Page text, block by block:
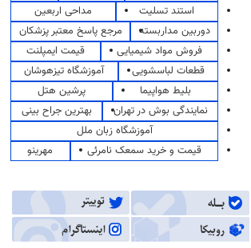
استند تسلیت
مداحی اربعین
دوربین مداربسته
مرجع پاسخ معتبر پزشکان
فروش مواد شیمیایی
قیمت ایمپلنت
قطعات لباسشویی
آموزشگاه تیزهوشان
بلیط هواپیما
پرشین هتل
نمایندگی بوش در تهران
بهترین جراح بینی
آموزشگاه زبان ملل
قیمت و خرید سمعک نامرئی
مهرینو